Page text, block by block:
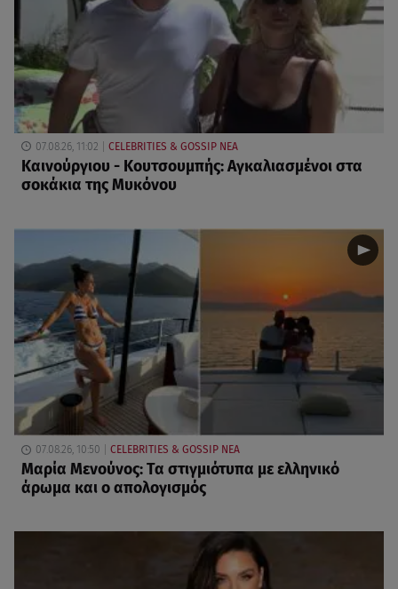
07.08.26, 11:02 CELEBRITIES & GOSSIP ΝΕΑ
Καινούργιου - Κουτσουμπής: Αγκαλιασμένοι στα
σοκάκια της Μυκόνου
07.08.26, 10:50 CELEBRITIES & GOSSIP ΝΕΑ
Μαρία Μενούνος: Τα στιγμιότυπα με ελληνικό
άρωμα και ο απολογισμός